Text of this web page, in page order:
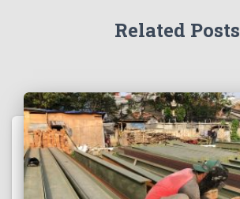
Related Posts